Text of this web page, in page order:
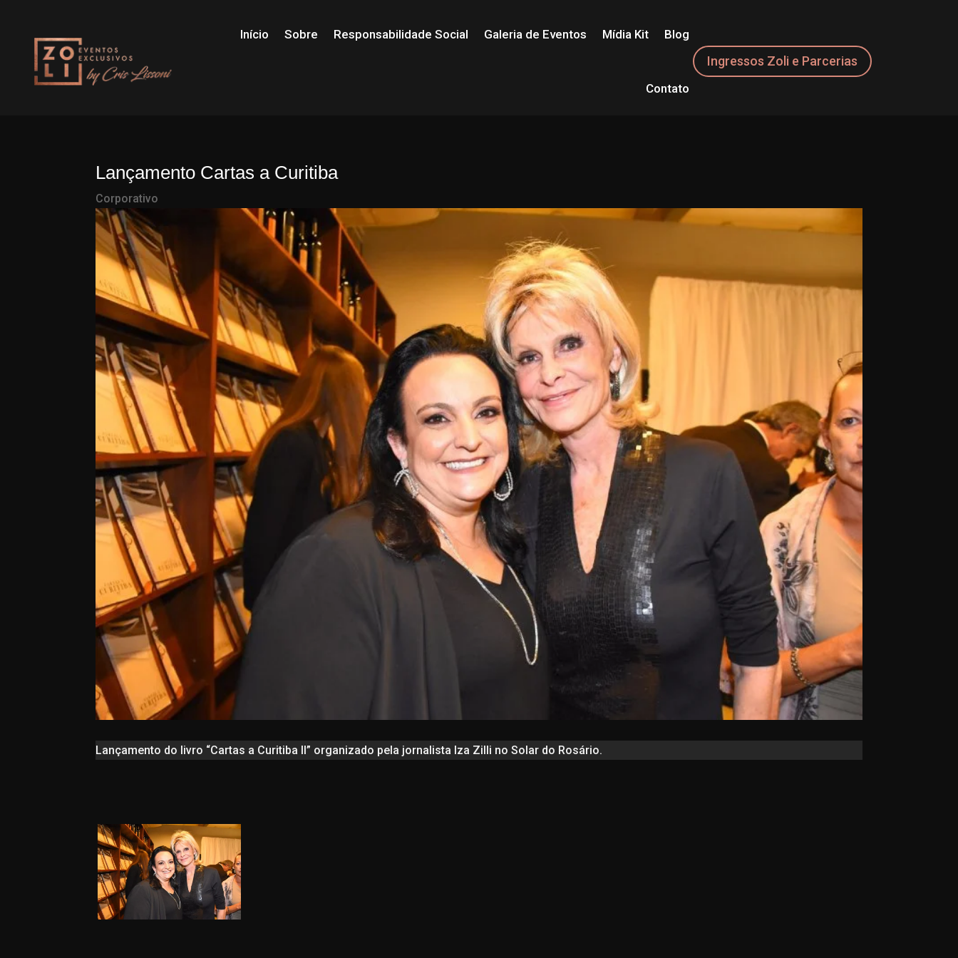
Início Sobre Responsabilidade Social Galeria de Eventos Mídia Kit Blog
Contato
Ingressos Zoli e Parcerias
Lançamento Cartas a Curitiba
Corporativo
Lançamento do livro “Cartas a Curitiba II” organizado pela jornalista Iza Zilli no Solar do Rosário.